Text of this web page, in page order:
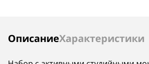
ОписаниеХарактеристики
Инструкции